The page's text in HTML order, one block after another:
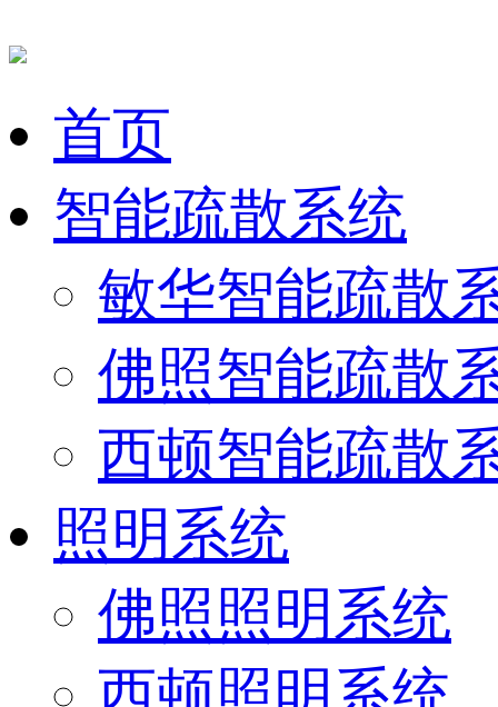
首页
智能疏散系统
敏华智能疏散
佛照智能疏散
西顿智能疏散
照明系统
佛照照明系统